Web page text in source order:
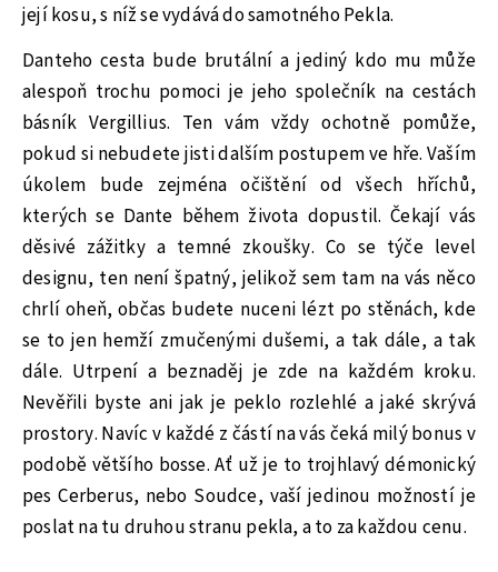
její kosu, s níž se vydává do samotného Pekla.
Danteho cesta bude brutální a jediný kdo mu může
alespoň trochu pomoci je jeho společník na cestách
básník Vergillius. Ten vám vždy ochotně pomůže,
pokud si nebudete jisti dalším postupem ve hře. Vaším
úkolem bude zejména očištění od všech hříchů,
kterých se Dante během života dopustil. Čekají vás
děsivé zážitky a temné zkoušky. Co se týče level
designu, ten není špatný, jelikož sem tam na vás něco
chrlí oheň, občas budete nuceni lézt po stěnách, kde
se to jen hemží zmučenými dušemi, a tak dále, a tak
dále. Utrpení a beznaděj je zde na každém kroku.
Nevěřili byste ani jak je peklo rozlehlé a jaké skrývá
prostory. Navíc v každé z částí na vás čeká milý bonus v
podobě většího bosse. Ať už je to trojhlavý démonický
pes Cerberus, nebo Soudce, vaší jedinou možností je
poslat na tu druhou stranu pekla, a to za každou cenu.